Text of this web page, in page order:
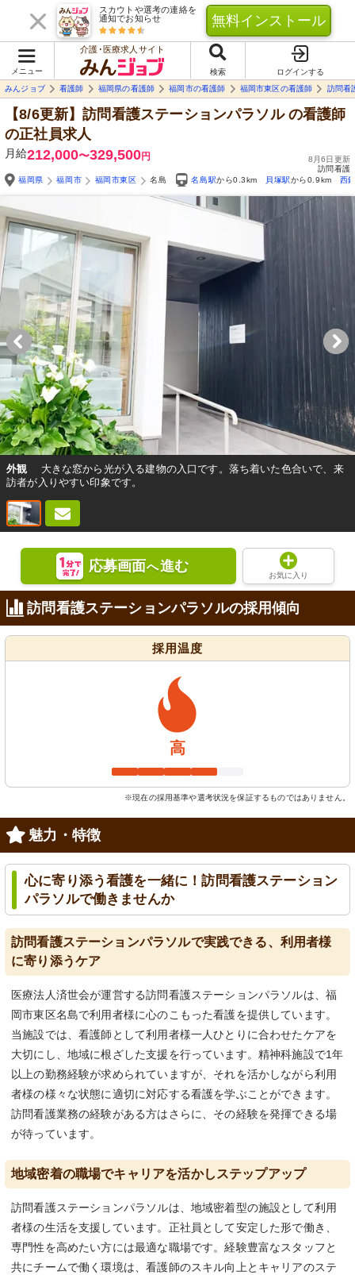
スカウトや選考の連絡を
通知でお知らせ
無料インストール
メニュー
介護･医療求人サイト
検索
ログインする
みんジョブ
看護師 福岡県の看護師 福岡市の看護師 福岡市東区の看護師 訪問看
【8/6更新】訪問看護ステーションパラソルの看護師
の正社員求人
月給212,000〜329,500円
8月6日更新
訪問看護
福岡県
福岡市 福岡市東区 名島 名島駅から0.3km 貝塚駅から0.9km 西
外観
大きな窓から光が入る建物の入口です。落ち着いた色合いで、来
訪者が入りやすい印象です。
応募画面へ進む
お気に入り
訪問看護ステーションパラソルの採用傾向
採用温度
高
※現在の採用基準や選考状況を保証するものではありません。
魅力・特徴
心に寄り添う看護を一緒に！訪問看護ステーション
パラソルで働きませんか
訪問看護ステーションパラソルで実践できる、利用者様
に寄り添うケア
医療法人済世会が運営する訪問看護ステーションパラソルは、福
岡市東区名島で利用者様に心のこもった看護を提供しています。
当施設では、看護師として利用者様一人ひとりに合わせたケアを
大切にし、地域に根ざした支援を行っています。精神科施設で1年
以上の勤務経験が求められていますが、それを活かしながら利用
者様の様々な状態に適切に対応する看護を学ぶことができます。
訪問看護業務の経験がある方はさらに、その経験を発揮できる場
が待っています。
地域密着の職場でキャリアを活かしステップアップ
訪問看護ステーションパラソルは、地域密着型の施設として利用
者様の生活を支援しています。正社員として安定した形で働き、
専門性を高めたい方には最適な職場です。経験豊富なスタッフと
共にチームで働く環境は、看護師のスキル向上とキャリアのステ